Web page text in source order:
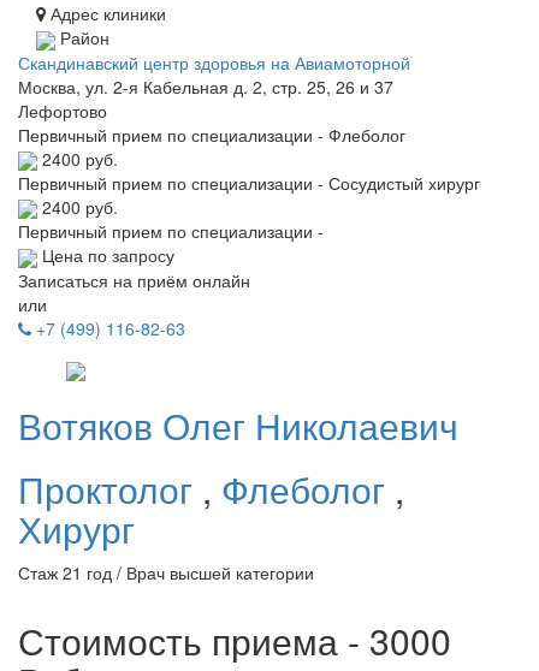
Адрес клиники
Район
Скандинавский центр здоровья на Авиамоторной
Москва, ул. 2-я Кабельная д. 2, стр. 25, 26 и 37
Лефортово
Первичный прием по специализации - Флеболог
2400 руб.
Первичный прием по специализации - Сосудистый хирург
2400 руб.
Первичный прием по специализации -
Цена по запросу
Записаться на приём онлайн
или
+7 (499) 116-82-63
Вотяков Олег Николаевич
Проктолог , Флеболог ,
Хирург
Стаж 21 год / Врач высшей категории
Стоимость приема - 3000